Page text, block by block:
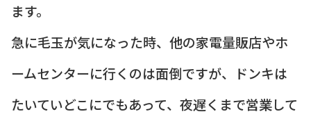
ます。
急に毛玉が気になった時、他の家電量販店やホ
ームセンターに行くのは面倒ですが、ドンキは
たいていどこにでもあって、夜遅くまで営業して